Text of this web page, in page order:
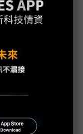
輕微
物堵裂縫
核災擴大